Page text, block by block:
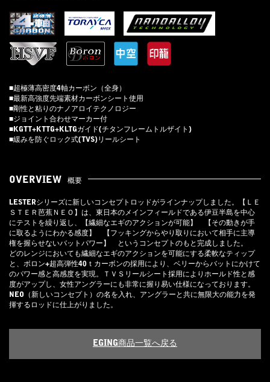
■超極薄高密度4軸カーボン（全身）
■最新高強度先端素材カーボンシート使用
■剛性と粘りのナノアロイテクノロジー
■ジョイント合わせマーカー付
■KGTT+KTTG+KLTGガイド(チタンフレームトルザイト)
■緩みを防ぐロック式(TVS)リールシート
OVERVIEW 概要
LESTERシリーズに新しいコンセプトロッドがラインナップしました。【ＬＥ
ＳＴＥＲ芭蕉ＮＥＯ】は、東日本のメインフィールドである伊豆半島を中心
にテストを繰り返し、【繊細なエギのアクションが可能】 【その動きが手
に取るようにわかる感度】 【フッキングからやり取りにおいて相手に主導
権を握らせないバットパワー】 というコンセプトのもと完成しました。
どのレンジにおいても繊細なエギのアクションを可能にする柔軟なティップ
と、ボロン+超高弾性40ｔカーボンの採用により、ベリーからバットにかけて
のパワー感と高感度を実現。ＴＶＳリールシート採用によりホールド性と感
度がアップし、女性アングラーにも非常に握り易い仕様になっております。
NEO（新しいコンセプト）の名を入れ、アングラーと共に無限大の能力を発
揮するロッドに仕上がりました。
EGING商品一覧へ戻る